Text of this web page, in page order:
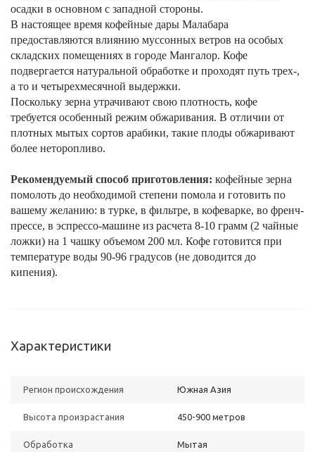
осадки в основном с западной стороны.
В настоящее время кофейные дары Малабара
предоставляются влиянию муссонных ветров на особых
складских помещениях в городе Мангалор. Кофе
подвергается натуральной обработке и проходят путь трех-,
а то и четырехмесячной выдержки.
Поскольку зерна утрачивают свою плотность, кофе
требуется особенный режим обжаривания. В отличии от
плотных мытых сортов арабики, такие плоды обжаривают
более неторопливо.
Рекомендуемый способ приготовления: кофейные зерна
помолоть до необходимой степени помола и готовить по
вашему желанию: в турке, в фильтре, в кофеварке, во френч-
прессе, в эспрессо-машине из расчета 8-10 грамм (2 чайные
ложки) на 1 чашку объемом 200 мл. Кофе готовится при
температуре воды 90-96 градусов (не доводится до
кипения).
Характеристики
Регион происхождения Южная Азия
Высота произрастания 450-900 метров
Обработка Мытая